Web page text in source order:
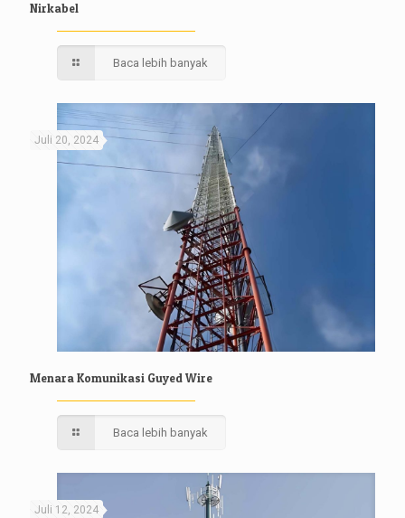
Nirkabel
Baca lebih banyak
Juli 20, 2024
Menara Komunikasi Guyed Wire
Baca lebih banyak
Juli 12, 2024